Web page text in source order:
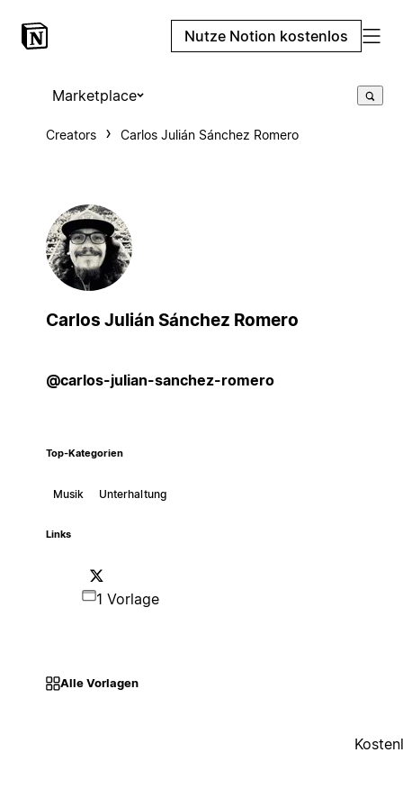
Nutze Notion kostenlos
Marketplace
Creators Carlos Julián Sánchez Romero
Carlos Julián Sánchez Romero
@carlos-julian-sanchez-romero
Top-Kategorien
Musik Unterhaltung
Links
1 Vorlage
Alle Vorlagen